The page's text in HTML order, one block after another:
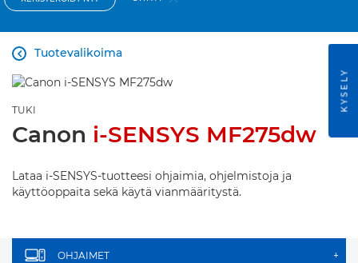
Tuotevalikoima

TUKI
Canon i-SENSYS MF275dw
Lataa i-SENSYS-tuotteesi ohjaimia, ohjelmistoja ja
käyttöoppaita sekä käytä vianmääritystä.
OHJAIMET +
KYSELY